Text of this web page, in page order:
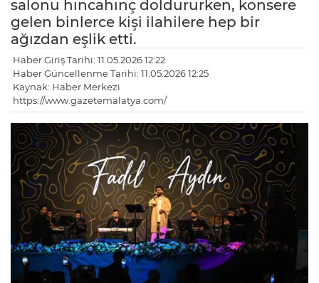
salonu hıncahınç doldururken, konsere
gelen binlerce kişi ilahilere hep bir
ağızdan eşlik etti.
Haber Giriş Tarihi: 11.05.2026 12:22
Haber Güncellenme Tarihi: 11.05.2026 12:25
Kaynak: Haber Merkezi
https://www.gazetemalatya.com/